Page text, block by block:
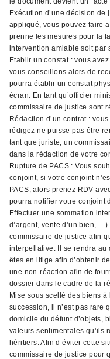
Exécution d’une décision
appliqué, vous pouvez faire
prenne les mesures pour la
intervention amiable soit par
Etablir un constat : vous
vous conseillons alors de
pourra établir un constat
écran. En tant qu’officier
commissaire de justice sont
Rédaction d’un contrat :
rédigez ne puisse pas être
tant que juriste, un
dans la rédaction de votre
Rupture de PACS : Vous
conjoint, si votre conjoint
PACS, alors prenez RDV
pourra notifier votre conjoint
Effectuer une sommation
d’argent, vente d’un bien,
commissaire de justice afin
interpellative. Il se rendra au
êtes en litige afin d’obtenir
une non-réaction afin de
dossier dans le cadre de la
Mise sous scellé des biens à
succession, il n’est pas rare
domicile du défunt d’objets,
valeurs sentimentales qu’ils
héritiers. Afin d’éviter cette
commissaire de justice pour